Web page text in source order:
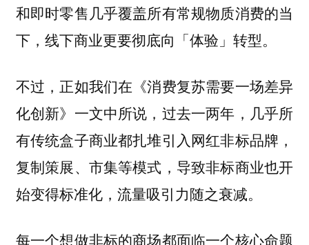
和即时零售几乎覆盖所有常规物质消费的当
下，线下商业更要彻底向「体验」转型。
不过，正如我们在《消费复苏需要一场差异
化创新》一文中所说，过去一两年，几乎所
有传统盒子商业都扎堆引入网红非标品牌，
复制策展、市集等模式，导致非标商业也开
始变得标准化，流量吸引力随之衰减。
每一个想做非标的商场都面临一个核心命题